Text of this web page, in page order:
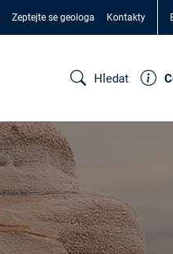
Zeptejte se geologa Kontakty
Hledat